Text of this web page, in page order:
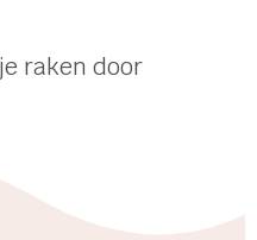
raken door